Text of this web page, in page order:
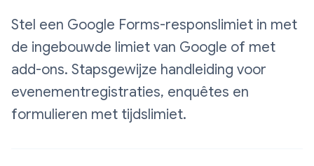
Stel een Google Forms-responslimiet in met
de ingebouwde limiet van Google of met
add-ons. Stapsgewijze handleiding voor
evenementregistraties, enquêtes en
formulieren met tijdslimiet.